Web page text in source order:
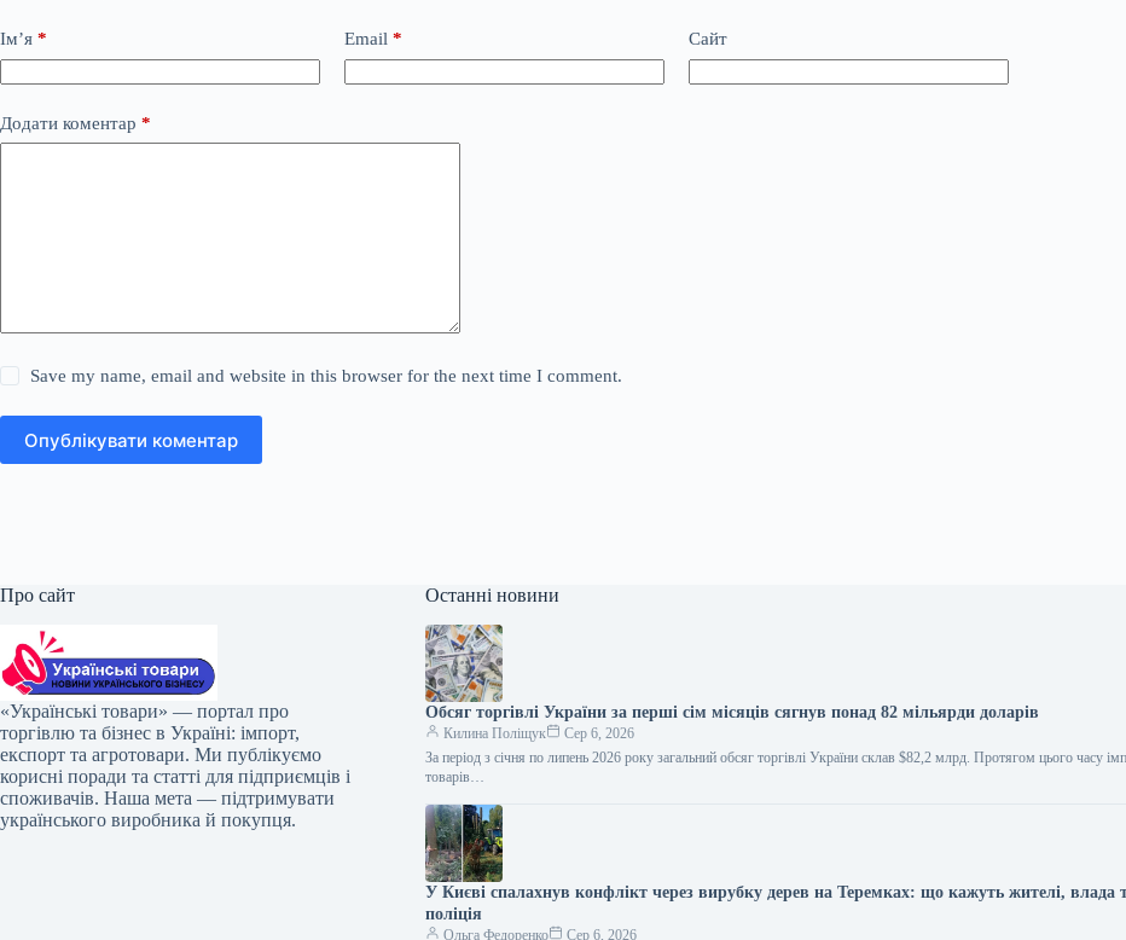
Ім’я * Email * Сайт
Додати коментар *
Save my name, email and website in this browser for the next time I comment.
Опублікувати коментар
Про сайт
«Українські товари» — портал про
торгівлю та бізнес в Україні: імпорт,
експорт та агротовари. Ми публікуємо
корисні поради та статті для підприємців і
споживачів. Наша мета — підтримувати
українського виробника й покупця.
Останні новини
Обсяг торгівлі України за перші сім місяців сягнув понад 82 мільярди доларів
Килина Поліщук
Сер 6, 2026
За період з січня по липень 2026 року загальний обсяг торгівлі України склав $82,2 млрд. Протягом цього часу
товарів…
У Києві спалахнув конфлікт через вирубку дерев на Теремках: що кажуть жителі, влада
поліція
Ольга Федоренко Сер 6, 2026